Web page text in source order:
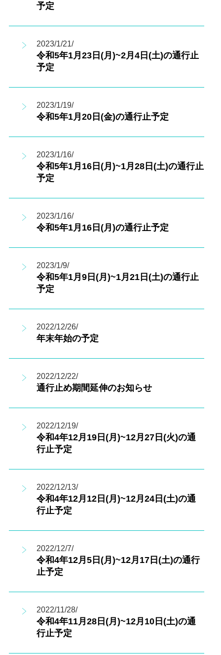
予定
2023/1/21/
令和5年1月23日(月)~2月4日(土)の通行止
予定
2023/1/19/
令和5年1月20日(金)の通行止予定
2023/1/16/
令和5年1月16日(月)~1月28日(土)の通行止
予定
2023/1/16/
令和5年1月16日(月)の通行止予定
2023/1/9/
令和5年1月9日(月)~1月21日(土)の通行止
予定
2022/12/26/
年末年始の予定
2022/12/22/
通行止め期間延伸のお知らせ
2022/12/19/
令和4年12月19日(月)~12月27日(火)の通
行止予定
2022/12/13/
令和4年12月12日(月)~12月24日(土)の通
行止予定
2022/12/7/
令和4年12月5日(月)~12月17日(土)の通行
止予定
2022/11/28/
令和4年11月28日(月)~12月10日(土)の通
行止予定